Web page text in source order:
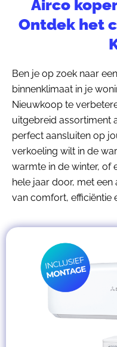
Airco
Ontdek het
Ben je op zoek naar
binnenklimaat in je
Nieuwkoop te
uitgebreid assortiment
perfect aansluiten op
verkoeling wilt in de
warmte in de winter, of
hele jaar door, met
van comfort, efficiëntie